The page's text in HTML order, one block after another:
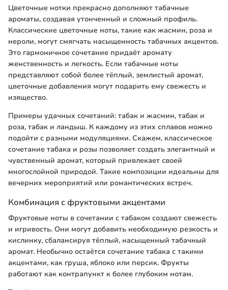
Цветочные нотки прекрасно дополняют табачные
ароматы, создавая утонченный и сложный профиль.
Классические цветочные ноты, такие как жасмин, роза и
нероли, могут смягчать насыщенность табачных акцентов.
Это гармоничное сочетание придаёт аромату
женственность и легкость. Если табачные ноты
представляют собой более тёплый, землистый аромат,
цветочные добавления могут подарить ему свежесть и
изящество.
Примеры удачных сочетаний: табак и жасмин, табак и
роза, табак и ландыш. К каждому из этих сплавов можно
подойти с разными модуляциями. Скажем, классическое
сочетание табака и розы позволяет создать элегантный и
чувственный аромат, который привлекает своей
многослойной природой. Такие композиции идеальны для
вечерних мероприятий или романтических встреч.
Комбинация с фруктовыми акцентами
Фруктовые ноты в сочетании с табаком создают свежесть
и игривость. Они могут добавить необходимую резкость и
кислинку, сбалансируя тёплый, насыщенный табачный
аромат. Необычно остаётся сочетание табака с такими
акцентами, как груша, яблоко или персик. Фрукты
работают как контрапункт к более глубоким нотам.